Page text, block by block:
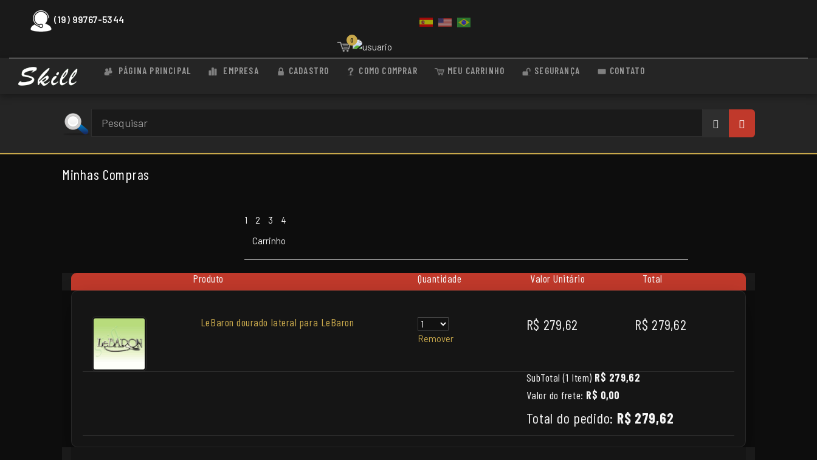
(19) 99767-5344
0
PÁGINA PRINCIPAL EMPRESA CADASTRO COMO COMPRAR MEU CARRINHO SEGURANÇA CONTATO
Minhas Compras
1 2 3
4
Carrinho
Produto Quantidade Valor Unitário Total
LeBaron dourado lateral para LeBaron
Remover
R$ 279,62 R$ 279,62
SubTotal (1 Item) R$ 279,62
Valor do frete: R$ 0,00
Total do pedido: R$ 279,62